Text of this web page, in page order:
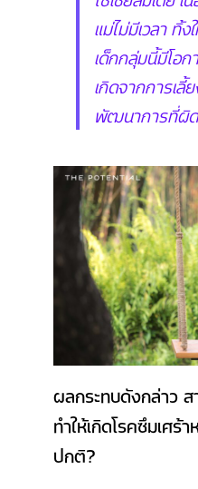
แม่ไม่มีเวลา ทิ้
เด็กกลุ่มนี้มีโอ
เกิดจากการเลี้
พัฒนาการที่ผิ
ผลกระทบดังกล่าว
ทำให้เกิดโรคซึมเศ
ปกติ?